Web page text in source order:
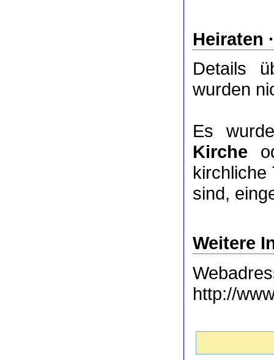
Heiraten
Details
wurden
Es
Kirche
kirchliche
sind,
Weitere
http://